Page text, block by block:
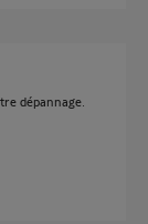
dépannage.